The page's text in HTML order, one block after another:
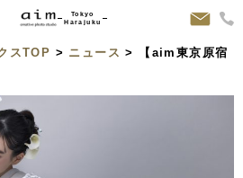
Tokyo
Harajuku
スTOP > ニュース > 【aim東京原宿